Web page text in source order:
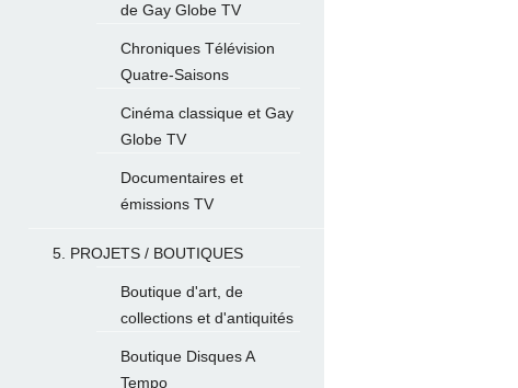
de Gay Globe TV
Chroniques Télévision
Quatre-Saisons
Cinéma classique et Gay
Globe TV
Documentaires et
émissions TV
5. PROJETS / BOUTIQUES
Boutique d'art, de
collections et d'antiquités
Boutique Disques A
Tempo